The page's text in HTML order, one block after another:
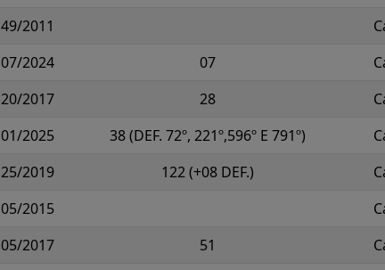
49/2011
07/2024 07
20/2017 28
01/2025 38 (DEF. 72º, 221º,596º E 791º)
25/2019 122 (+08 DEF.)
05/2015
05/2017 51